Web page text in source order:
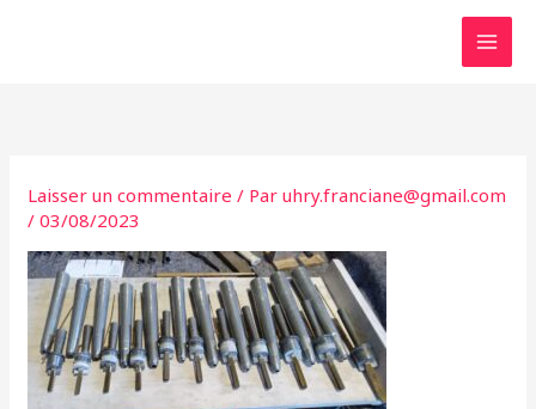
Laisser un commentaire / Paruhry.franciane@gmail.com
/03/08/2023